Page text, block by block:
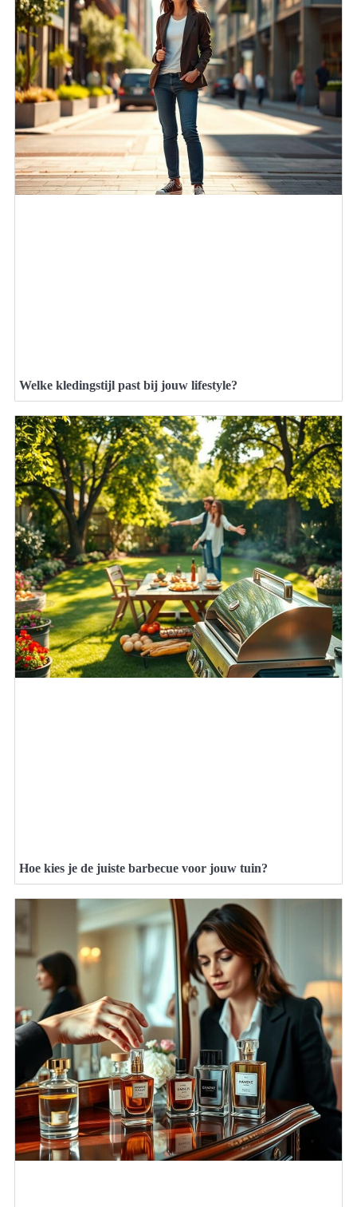
Welke kledingstijl past bij jouw lifestyle?
Hoe kies je de juiste barbecue voor jouw tuin?